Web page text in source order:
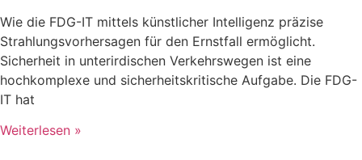
Wie die FDG-IT mittels künstlicher Intelligenz präzise
Strahlungsvorhersagen für den Ernstfall ermöglicht.
Sicherheit in unterirdischen Verkehrswegen ist eine
hochkomplexe und sicherheitskritische Aufgabe. Die FDG-
IT hat
Weiterlesen »